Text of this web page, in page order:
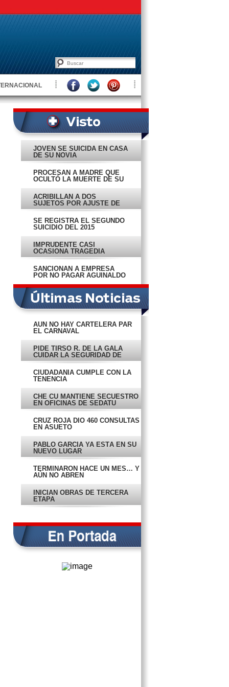
JOVEN SE SUICIDA EN CASA
DE SU NOVIA
PROCESAN A MADRE QUE
OCULTÓ LA MUERTE DE SU
ACRIBILLAN A DOS
SUJETOS POR AJUSTE DE
CUENTAS
SE REGISTRA EL SEGUNDO
SUICIDIO DEL 2015
IMPRUDENTE CASI
OCASIONA TRAGEDIA
SANCIONAN A EMPRESA
POR NO PAGAR AGUINALDO
AÚN NO HAY CARTELERA PAR
EL CARNAVAL
PIDE TIRSO R. DE LA GALA
CUIDAR LA SEGURIDAD DE
CAMPECHE
CIUDADANÍA CUMPLE CON LA
TENENCIA
CHE CU MANTIENE SECUESTRO
EN OFICINAS DE SEDATU
CRUZ ROJA DIO 460 CONSULTAS
EN ASUETO
PABLO GARCÍA YA ESTÁ EN SU
NUEVO LUGAR
TERMINARON HACE UN MES… Y
AÚN NO ABREN
INICIAN OBRAS DE TERCERA
ETAPA
EN SAMULÁ
RECIBE DISPARO POR NEGARSE
A SER ASALTADO
MUJER EMBARAZADA FINGIÓ
SECUESTRO PARA ROBAR 45